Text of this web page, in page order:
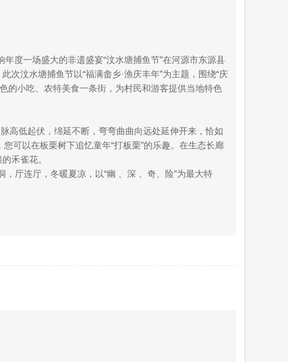
度一场盛大的非遗盛宴“汶水塘捕鱼节”在河源市东源县
次汶水塘捕鱼节以“福满畲乡·渔庆丰年”为主题，围绕“庆
的小吃、农特美食一条街，为村民和游客提供当地特色
高低起伏，绵延不断，弯弯曲曲向远处延伸开来，恰如
可以在板栗树下追忆童年“打板栗”的乐趣。在生态长廊
禾雀花。
厅连厅，冬暖夏凉，以“幽 、深 、奇、险”为最大特